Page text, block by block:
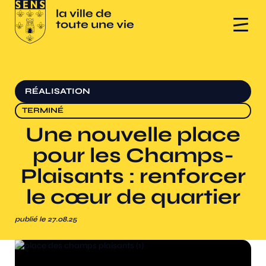
RÉALISATION
TERMINÉ
Une nouvelle place
pour les Champs-
Plaisants : renforcer
le cœur de quartier
publié le 27.08.25